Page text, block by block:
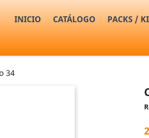
INICIO CATÁLOGO PACKS /
34